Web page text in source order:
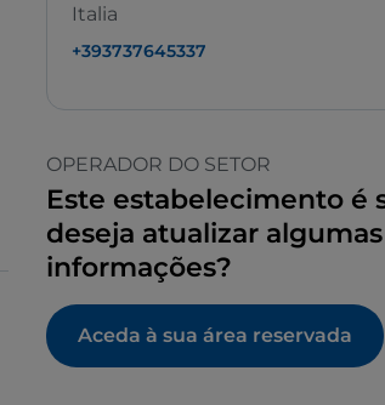
Italia
+393737645337
OPERADOR DO SETOR
Este estabelecimento é
deseja atualizar algumas
informações?
Aceda à sua área reservada